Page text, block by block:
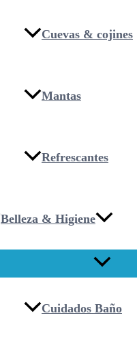
Cuevas & cojines
Mantas
Refrescantes
Belleza & Higiene
Cuidados Baño